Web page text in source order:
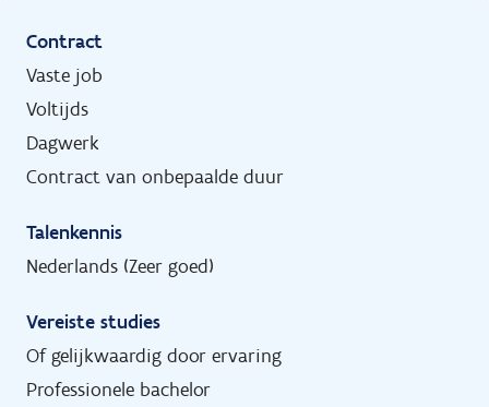
Contract
Vaste job
Voltijds
Dagwerk
Contract van onbepaalde duur
Talenkennis
Nederlands (Zeer goed)
Vereiste studies
Of gelijkwaardig door ervaring
Professionele bachelor